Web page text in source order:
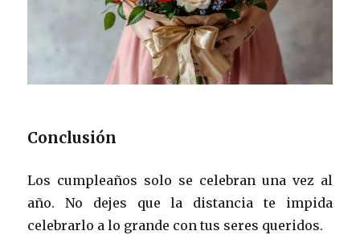
Conclusión
Los cumpleaños solo se celebran una vez al
año. No dejes que la distancia te impida
celebrarlo a lo grande con tus seres queridos.